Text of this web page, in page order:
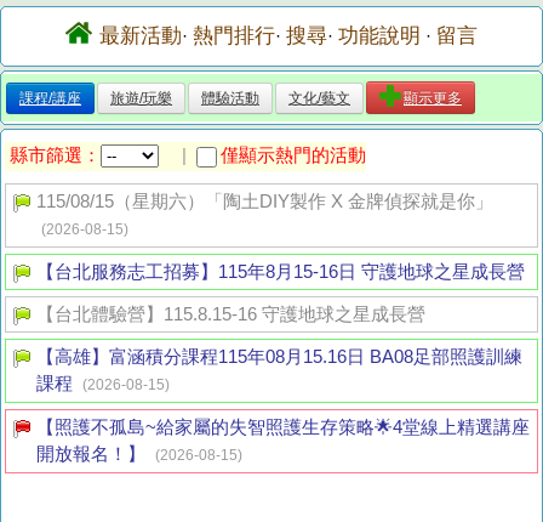
最新活動· 熱門排行· 搜尋· 功能說明 · 留言
課程/講座 旅遊/玩樂 體驗活動 文化/藝文 顯示更多
縣市篩選： 僅顯示熱門的活動
115/08/15（星期六）「陶土DIY製作 X 金牌偵探就是你」
(2026-08-15)
【台北服務志工招募】115年8月15-16日 守護地球之星成長營
【台北體驗營】115.8.15-16 守護地球之星成長營
【高雄】富涵積分課程115年08月15.16日 BA08足部照護訓練
課程
(2026-08-15)
【照護不孤島~給家屬的失智照護生存策略🌟4堂線上精選講座
開放報名！】
(2026-08-15)